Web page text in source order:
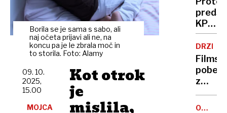
Borila se je sama s sabo, ali
naj očeta prijavi ali ne, na
koncu pa je le zbrala moč in
to storila. Foto: Alamy
Kot otrok
je
mislila,
09. 10.
2025,
15.00
MOJCA
106
patrij
KPK:
Golob,
je
šlo!''
Filmski
pobeg:
z
avtom
OCENA